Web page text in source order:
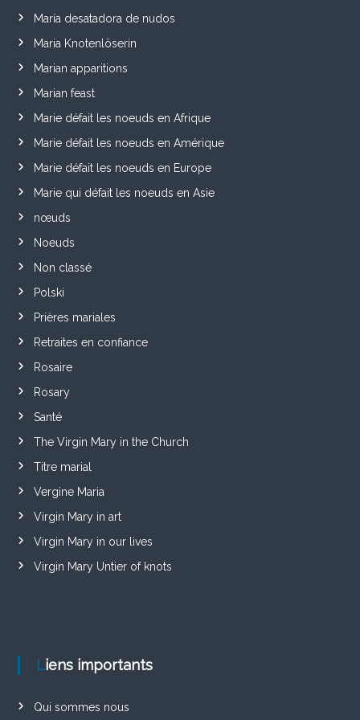
María desatadora de nudos
Maria Knotenlöserin
Marian apparitions
Marian feast
Marie défait les noeuds en Afrique
Marie défait les noeuds en Amérique
Marie défait les noeuds en Europe
Marie qui défait les noeuds en Asie
nœuds
Noeuds
Non classé
Polski
Prières mariales
Retraites en confiance
Rosaire
Rosary
Santé
The Virgin Mary in the Church
Titre marial
Vergine Maria
Virgin Mary in art
Virgin Mary in our lives
Virgin Mary Untier of knots
Liens importants
Qui sommes nous